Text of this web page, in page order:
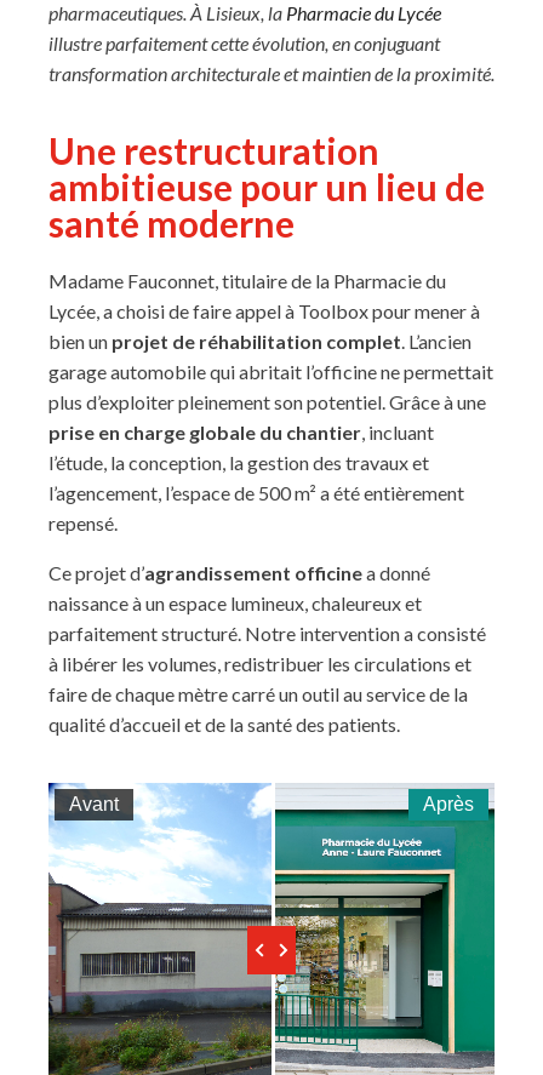
pharmaceutiques. À Lisieux, la Pharmacie du Lycée
illustre parfaitement cette évolution, en conjuguant
transformation architecturale et maintien de la proximité.
Une restructuration
ambitieuse pour un lieu de
santé moderne
Madame Fauconnet, titulaire de la Pharmacie du
Lycée, a choisi de faire appel à Toolbox pour mener à
bien un projet de réhabilitation complet. L’ancien
garage automobile qui abritait l’officine ne permettait
plus d’exploiter pleinement son potentiel. Grâce à une
prise en charge globale du chantier, incluant
l’étude, la conception, la gestion des travaux et
l’agencement, l’espace de 500 m² a été entièrement
repensé.
Ce projet d’agrandissement officinea donné
naissance à un espace lumineux, chaleureux et
parfaitement structuré. Notre intervention a consisté
à libérer les volumes, redistribuer les circulations et
faire de chaque mètre carré un outil au service de la
qualité d’accueil et de la santé des patients.
Avant Après